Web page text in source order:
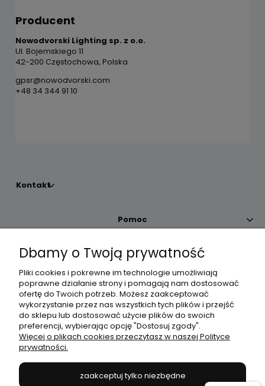
Producent
Nowodvorski Lighting sp. z o.o.
Ul. Bojemskiego 11
42-200 Częstochowa, Polska
gpsr@nowodvorski.com
+48 34 344 91 10
Kontakt
Pomoc
Moje konto
Płatności i dostawa
Informacje
Dbamy o Twoją prywatność
Pliki cookies i pokrewne im technologie umożliwiają
poprawne działanie strony i pomagają nam dostosować
ofertę do Twoich potrzeb. Możesz zaakceptować
wykorzystanie przez nas wszystkich tych plików i przejść
do sklepu lub dostosować użycie plików do swoich
preferencji, wybierając opcję "Dostosuj zgody".
Więcej o plikach cookies przeczytasz w naszej Polityce
prywatności.
zaakceptuj tylko niezbędne